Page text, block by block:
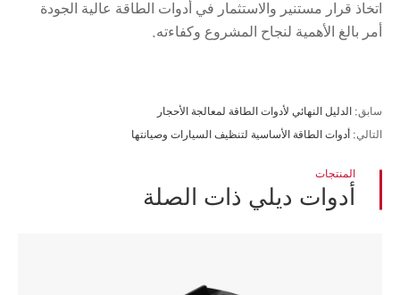
اتخاذ قرار مستنير والاستثمار في أدوات الطاقة عالية الجودة
أمر بالغ الأهمية لنجاح المشروع وكفاءته.
سابق: الدليل النهائي لأدوات الطاقة لمعالجة الأحجار
التالي: أدوات الطاقة الأساسية لتنظيف السيارات وصيانتها
المنتجات
أدوات ديلي ذات الصلة